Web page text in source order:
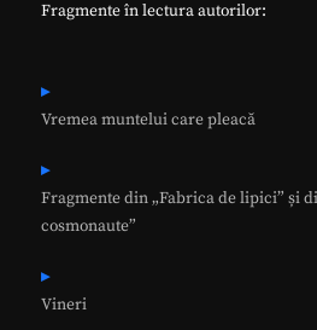
Fragmente în lectura autorilor:
Vremea muntelui care pleacă
Fragmente din „Fabrica de lipici” și
cosmonaute”
Vineri